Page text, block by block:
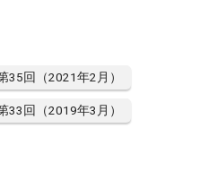
35回（2021年2月）
33回（2019年3月）